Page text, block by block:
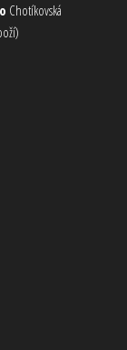
Chotíkovská